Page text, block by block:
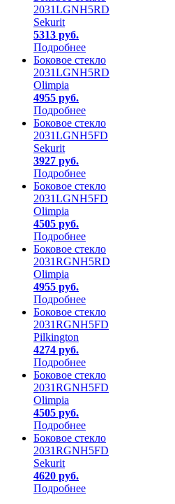
2031LGNH5RD
Sekurit
5313 руб.
Подробнее
Боковое стекло
2031LGNH5RD
Olimpia
4955 руб.
Подробнее
Боковое стекло
2031LGNH5FD
Sekurit
3927 руб.
Подробнее
Боковое стекло
2031LGNH5FD
Olimpia
4505 руб.
Подробнее
Боковое стекло
2031RGNH5RD
Olimpia
4955 руб.
Подробнее
Боковое стекло
2031RGNH5FD
Pilkington
4274 руб.
Подробнее
Боковое стекло
2031RGNH5FD
Olimpia
4505 руб.
Подробнее
Боковое стекло
2031RGNH5FD
Sekurit
4620 руб.
Подробнее